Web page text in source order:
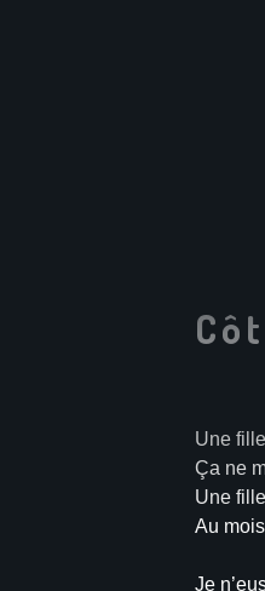
Une
Ça ne
Une
Au
Je